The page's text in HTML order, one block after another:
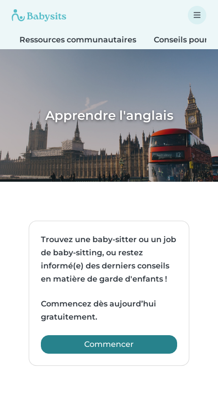
Ressources communautaires Conseils pour
Apprendre l'anglais
Trouvez une baby-sitter ou un job
de baby-sitting, ou restez
informé(e) des derniers conseils
en matière de garde d'enfants !
Commencez dès aujourd’hui
gratuitement.
Commencer